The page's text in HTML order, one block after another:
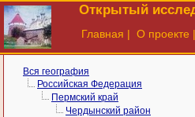
Открытый
Главная | О проекте |
Вся география
Российская Федерация
Пермский край
Чердынский район